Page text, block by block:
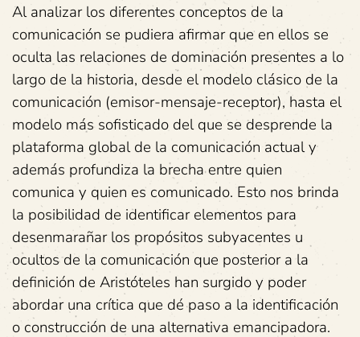
Al analizar los diferentes conceptos de la
comunicación se pudiera afirmar que en ellos se
oculta las relaciones de dominación presentes a lo
largo de la historia, desde el modelo clásico de la
comunicación (emisor-mensaje-receptor), hasta el
modelo más sofisticado del que se desprende la
plataforma global de la comunicación actual y
además profundiza la brecha entre quien
comunica y quien es comunicado. Esto nos brinda
la posibilidad de identificar elementos para
desenmarañar los propósitos subyacentes u
ocultos de la comunicación que posterior a la
definición de Aristóteles han surgido y poder
abordar una crítica que dé paso a la identificación
o construcción de una alternativa emancipadora.